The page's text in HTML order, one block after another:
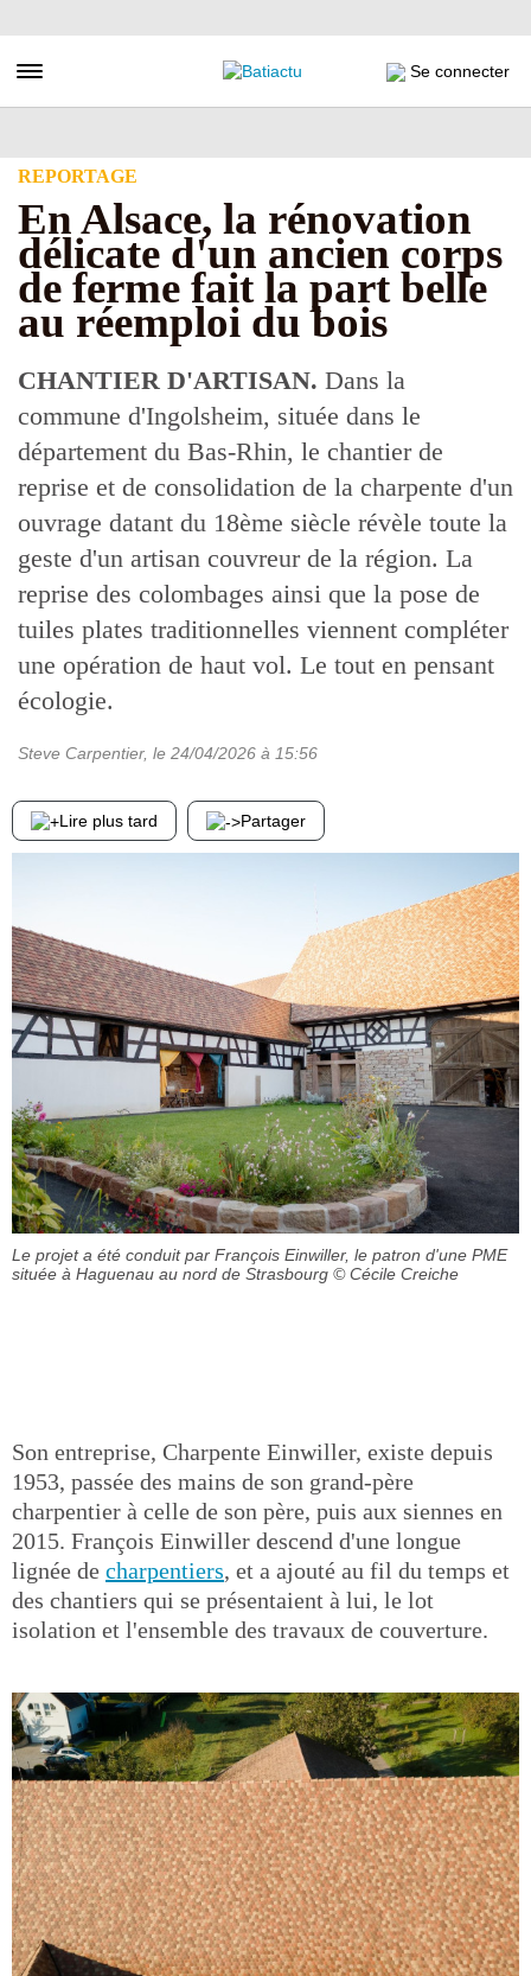
au
principal
Toggle navigation Se connecter
REPORTAGE
En Alsace, la rénovation
délicate d'un ancien corps
de ferme fait la part belle
au réemploi du bois
CHANTIER D'ARTISAN. Dans la
commune d'Ingolsheim, située dans le
département du Bas-Rhin, le chantier de
reprise et de consolidation de la charpente d'un
ouvrage datant du 18ème siècle révèle toute la
geste d'un artisan couvreur de la région. La
reprise des colombages ainsi que la pose de
tuiles plates traditionnelles viennent compléter
une opération de haut vol. Le tout en pensant
écologie.
Steve Carpentier, le 24/04/2026 à 15:56
Lire plus tard Partager
Le projet a été conduit par François Einwiller, le patron d'une PME
située à Haguenau au nord de Strasbourg © Cécile Creiche
Son entreprise, Charpente Einwiller, existe depuis
1953, passée des mains de son grand-père
charpentier à celle de son père, puis aux siennes en
2015. François Einwiller descend d'une longue
lignée de charpentiers, et a ajouté au fil du temps et
des chantiers qui se présentaient à lui, le lot
isolation et l'ensemble des travaux de couverture.